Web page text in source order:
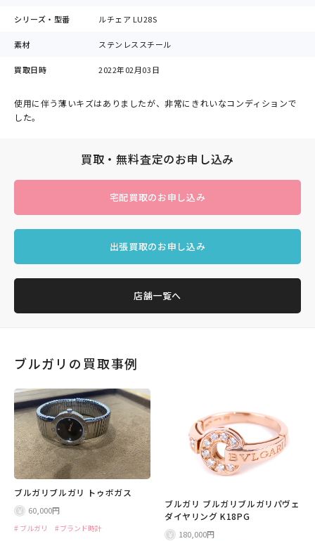
シリーズ・型番 ルチェア LU28S
素材 ステンレススチール
買取日時 2022年02月03日
使用に伴う薄いキズはありましたが、非常にきれいなコンディションで
した。
買取・無料査定のお申し込み
宅配買取のお申し込み
出張買取のお申し込み
店舗一覧へ
ブルガリの買取事例
ブルガリブルガリ トゥボガス
60,000円
ブルガリ ブランド時計
ブルガリ ブルガリブルガリパヴェ
ダイヤリング K18PG
180,000円